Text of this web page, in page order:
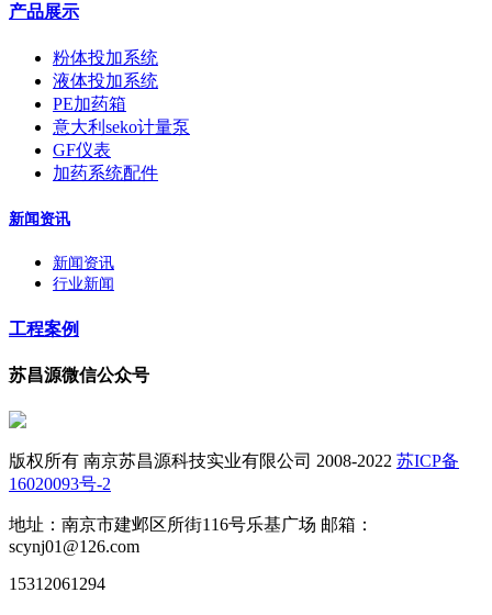
产品展示
粉体投加系统
液体投加系统
PE加药箱
意大利seko计量泵
GF仪表
加药系统配件
新闻资讯
新闻资讯
行业新闻
工程案例
苏昌源微信公众号
版权所有 南京苏昌源科技实业有限公司 2008-2022 苏ICP备
16020093号-2
地址：南京市建邺区所街116号乐基广场 邮箱：
scynj01@126.com
15312061294